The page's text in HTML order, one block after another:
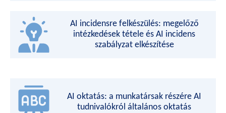
AI incidensre felkészülés: megelőző
intézkedések tétele és AI incidens
szabályzat elkészítése
AI oktatás: a munkatársak részére AI
tudnivalókról általános oktatás